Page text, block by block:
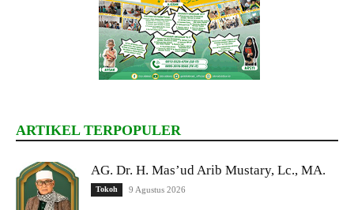
ARTIKEL TERPOPULER
AG. Dr. H. Mas’ud Arib Mustary, Lc., MA.
Tokoh 9 Agustus 2026